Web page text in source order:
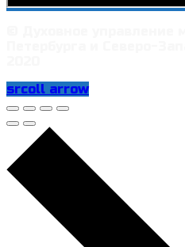
srcoll arrow